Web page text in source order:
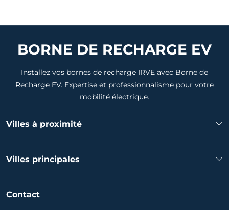
BORNE DE RECHARGE EV
Installez vos bornes de recharge IRVE avec Borne de
Recharge EV. Expertise et professionnalisme pour votre
mobilité électrique.
Villes à proximité
Installateur borne de recharge Rosheim
Installateur borne de recharge Obernai
Villes principales
Installateur borne de recharge Haguenau
Contact